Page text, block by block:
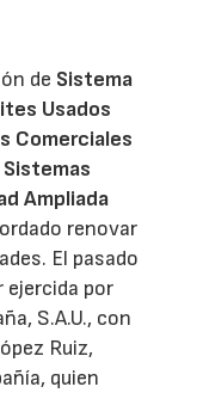
de Sistema
Usados
Comerciales
Sistemas
Ampliada
renovar
El pasado
ejercida por
S.A.U., con
Ruiz,
quien